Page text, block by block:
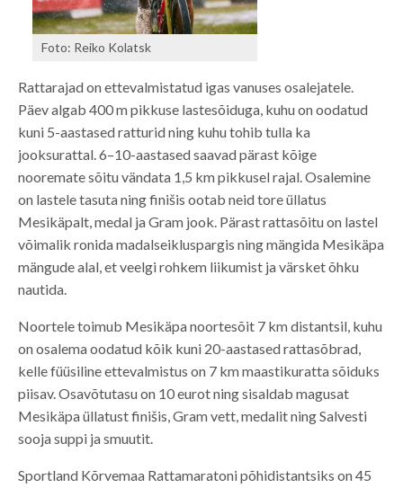
Foto: Reiko Kolatsk
Rattarajad on ettevalmistatud igas vanuses osalejatele.
Päev algab 400 m pikkuse lastesõiduga, kuhu on oodatud
kuni 5-aastased ratturid ning kuhu tohib tulla ka
jooksurattal. 6–10-aastased saavad pärast kõige
nooremate sõitu vändata 1,5 km pikkusel rajal. Osalemine
on lastele tasuta ning finišis ootab neid tore üllatus
Mesikäpalt, medal ja Gram jook. Pärast rattasõitu on lastel
võimalik ronida madalseikluspargis ning mängida Mesikäpa
mängude alal, et veelgi rohkem liikumist ja värsket õhku
nautida.
Noortele toimub Mesikäpa noortesõit 7 km distantsil, kuhu
on osalema oodatud kõik kuni 20-aastased rattasõbrad,
kelle füüsiline ettevalmistus on 7 km maastikuratta sõiduks
piisav. Osavõtutasu on 10 eurot ning sisaldab magusat
Mesikäpa üllatust finišis, Gram vett, medalit ning Salvesti
sooja suppi ja smuutit.
Sportland Kõrvemaa Rattamaratoni põhidistantsiks on 45